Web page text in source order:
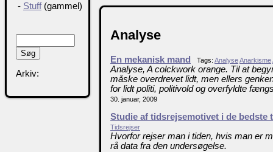
Analyse
En mekanisk mand Tags: AnalyseAnarkisme
Analyse, A colckwork orange. Til at
måske overdrevet lidt, men ellers
for lidt politi, politivold og overfyldte
30. januar, 2009
Studie af tidsrejsemotivet i de bedste
Tidsrejser
Hvorfor rejser man i tiden, hvis man er
rå data fra den undersøgelse.
- Stuff(gammel)
Arkiv: